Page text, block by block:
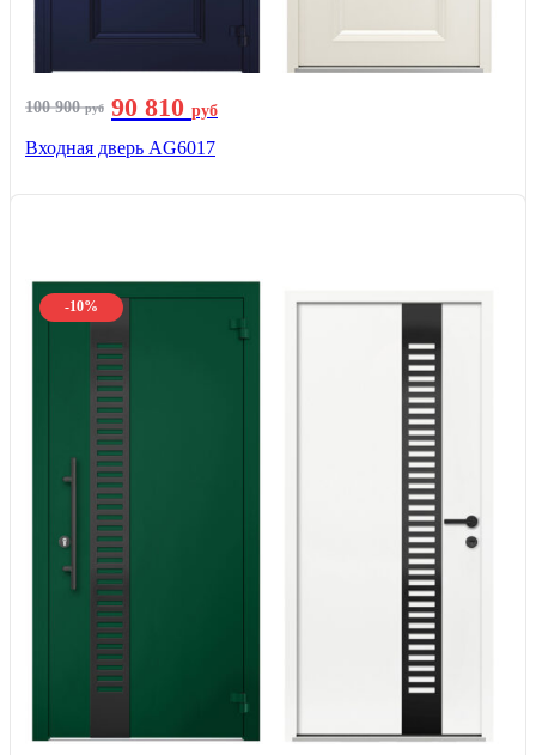
100 900руб 90 810 руб
Входная дверь AG6017
-10%